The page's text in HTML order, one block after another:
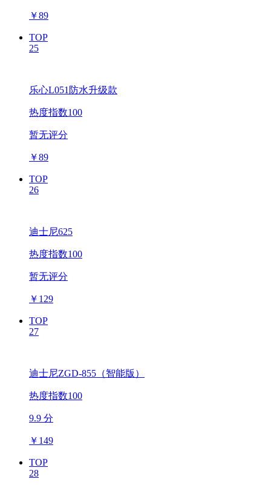
￥89
TOP
25
乐心L051防水升级款
热度指数100
暂无评分
￥89
TOP
26
迪士尼625
热度指数100
暂无评分
￥ 129
TOP
27
迪士尼ZGD-855（智能版）
热度指数100
9.9 分
￥ 149
TOP
28